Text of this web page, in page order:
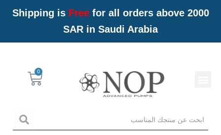
Shipping is Freefor all orders above 2000
SAR in Saudi Arabia
Cart